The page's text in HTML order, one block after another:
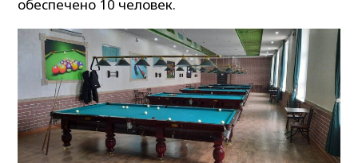
обеспечено 10 человек.